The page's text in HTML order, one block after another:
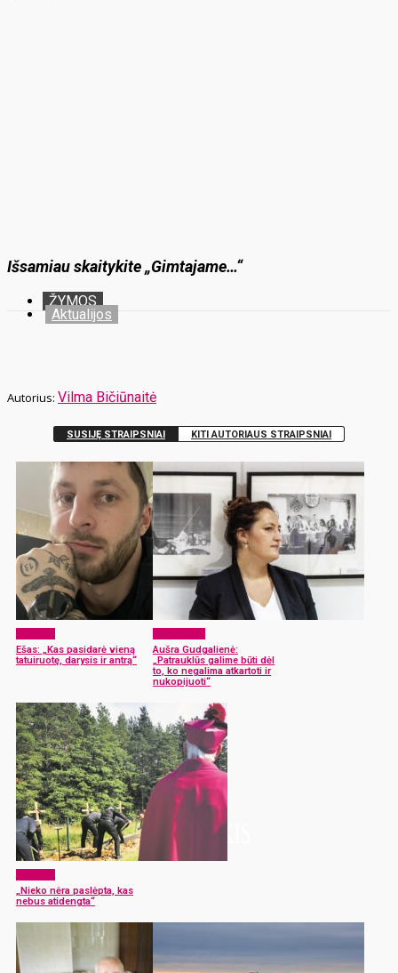
Išsamiau skaitykite „Gimtajame…“
ŽYMOS
Aktualijos
Vilma Bičiūnaitė
SUSIJĘ STRAIPSNIAI KITI AUTORIAUS STRAIPSNIAI
Ešas: „Kas pasidarė vieną
tatuiruotę, darysis ir antrą“
Aušra Gudgalienė:
„Patrauklūs galime būti dėl
to, ko negalima atkartoti ir
nukopijuoti“
„Nieko nėra paslėpta, kas
nebus atidengta“